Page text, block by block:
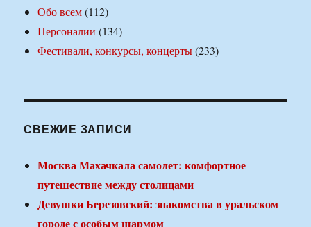
Обо всем(112)
Персоналии (134)
Фестивали, конкурсы, концерты(233)
СВЕЖИЕ ЗАПИСИ
Москва Махачкала самолет: комфортное
путешествие между столицами
Девушки Березовский: знакомства в уральском
городе с особым шармом